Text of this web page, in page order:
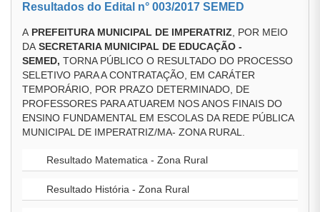
Resultados do Edital n° 003/2017 SEMED
A PREFEITURA MUNICIPAL DE IMPERATRIZ , POR MEIO
DA SECRETARIA MUNICIPAL DE EDUCAÇÃO -
SEMED, TORNA PÚBLICO O RESULTADO DO PROCESSO
SELETIVO PARA A CONTRATAÇÃO, EM CARÁTER
TEMPORÁRIO, POR PRAZO DETERMINADO, DE
PROFESSORES PARA ATUAREM NOS ANOS FINAIS DO
ENSINO FUNDAMENTAL EM ESCOLAS DA REDE PÚBLICA
MUNICIPAL DE IMPERATRIZ/MA- ZONA RURAL.
Resultado Matematica - Zona Rural
Resultado História - Zona Rural